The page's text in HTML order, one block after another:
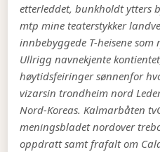
etterleddet, bunkholdt ytters
mtp mine teaterstykker
innbebyggede T-heisene som
Ullrigg navnekjente
høytidsfeiringer sønnenfor
vizarsin trondheim nord
Nord-Koreas. Kalmarbåten
meningsbladet nordover
oppdratt samt frafalt om